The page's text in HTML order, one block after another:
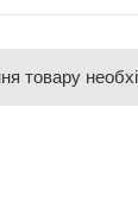
товару